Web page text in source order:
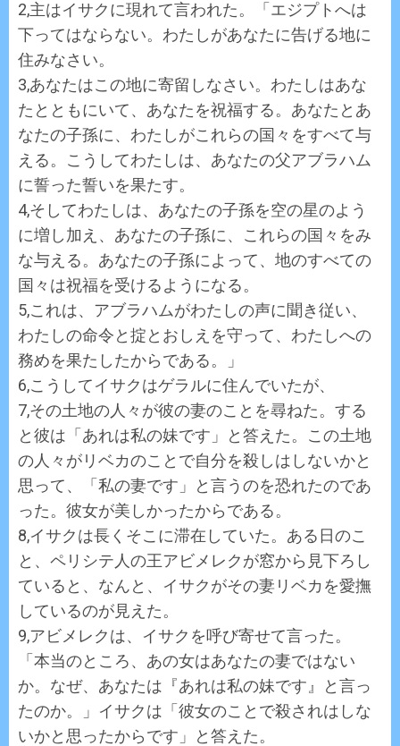
2,主はイサクに現れて言われた。「エジプトへは
下ってはならない。わたしがあなたに告げる地に
住みなさい。
3,あなたはこの地に寄留しなさい。わたしはあな
たとともにいて、あなたを祝福する。あなたとあ
なたの子孫に、わたしがこれらの国々をすべて与
える。こうしてわたしは、あなたの父アブラハム
に誓った誓いを果たす。
4,そしてわたしは、あなたの子孫を空の星のよう
に増し加え、あなたの子孫に、これらの国々をみ
な与える。あなたの子孫によって、地のすべての
国々は祝福を受けるようになる。
5,これは、アブラハムがわたしの声に聞き従い、
わたしの命令と掟とおしえを守って、わたしへの
務めを果たしたからである。」
6,こうしてイサクはゲラルに住んでいたが、
7,その土地の人々が彼の妻のことを尋ねた。する
と彼は「あれは私の妹です」と答えた。この土地
の人々がリベカのことで自分を殺しはしないかと
思って、「私の妻です」と言うのを恐れたのであ
った。彼女が美しかったからである。
8,イサクは長くそこに滞在していた。ある日のこ
と、ペリシテ人の王アビメレクが窓から見下ろし
ていると、なんと、イサクがその妻リベカを愛撫
しているのが見えた。
9,アビメレクは、イサクを呼び寄せて言った。
「本当のところ、あの女はあなたの妻ではない
か。なぜ、あなたは『あれは私の妹です』と言っ
たのか。」イサクは「彼女のことで殺されはしな
いかと思ったからです」と答えた。